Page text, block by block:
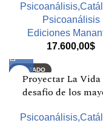
Psicoanálisis
Ediciones
17.600,00$
AGOTADO
Proyectar La Vida
desafio de los